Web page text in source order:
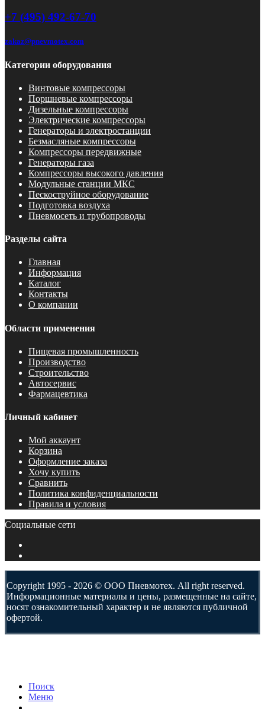
+7 (495) 492-67-70
zakaz@pnevmotex.com
Категории оборудования
Винтовые компрессоры
Поршневые компрессоры
Дизельные компрессоры
Электрические компрессоры
Генераторы и электростанции
Безмасляные компрессоры
Компрессоры передвижные
Генераторы газа
Компрессоры высокого давления
Модульные станции МКС
Пескоструйное оборудование
Подготовка воздуха
Пневмосеть и трубопроводы
Разделы сайта
Главная
Информация
Каталог
Контакты
О компании
Области применения
Пищевая промышленность
Производство
Строительство
Автосервис
Фармацевтика
Личный кабинет
Мой аккаунт
Корзина
Оформление заказа
Хочу купить
Сравнить
Политика конфиденциальности
Правила и условия
Социальные сети
Copyright 1995 - 2026 © ООО Пневмотех. All right reserved.
Информационные материалы и цены, размещенные на сайте,
носят ознакомительный характер и не являются публичной
офертой.
Поиск
Меню